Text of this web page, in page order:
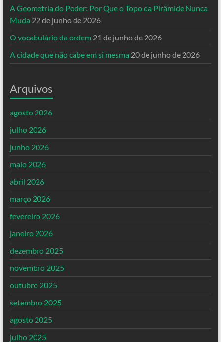
A Geometria do Poder: Por Que o Topo da Pirâmide Nunca
Muda 22 de junho de 2026
O vocabulário da ordem 21 de junho de 2026
A cidade que não cabe em si mesma 20 de junho de 2026
Arquivos
agosto 2026
julho 2026
junho 2026
maio 2026
abril 2026
março 2026
fevereiro 2026
janeiro 2026
dezembro 2025
novembro 2025
outubro 2025
setembro 2025
agosto 2025
julho 2025